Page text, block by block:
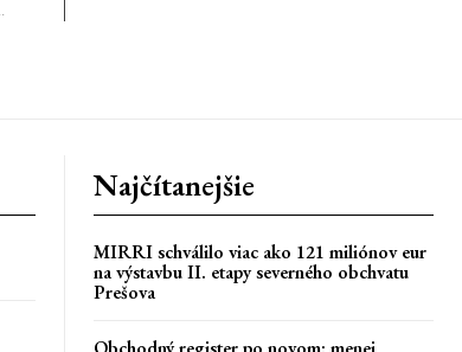
Najčítanejšie
MIRRI schválilo viac ako 121 miliónov eur
na výstavbu II. etapy severného obchvatu
Prešova